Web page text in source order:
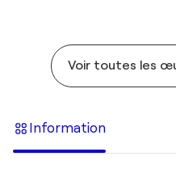
Voir toutes les
Information